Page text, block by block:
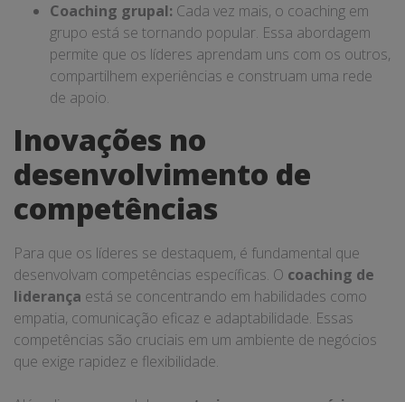
Coaching grupal: Cada vez mais, o coaching em
grupo está se tornando popular. Essa abordagem
permite que os líderes aprendam uns com os outros,
compartilhem experiências e construam uma rede
de apoio.
Inovações no
desenvolvimento de
competências
Para que os líderes se destaquem, é fundamental que
desenvolvam competências específicas. O coaching de
liderança está se concentrando em habilidades como
empatia, comunicação eficaz e adaptabilidade. Essas
competências são cruciais em um ambiente de negócios
que exige rapidez e flexibilidade.